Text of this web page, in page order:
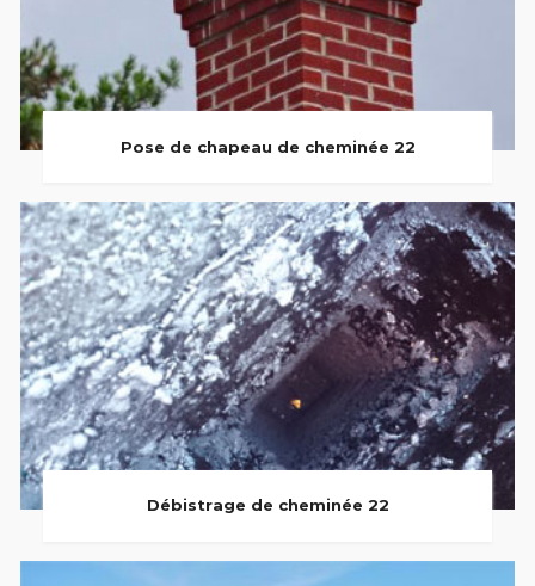
Pose de chapeau de cheminée 22
Débistrage de cheminée 22